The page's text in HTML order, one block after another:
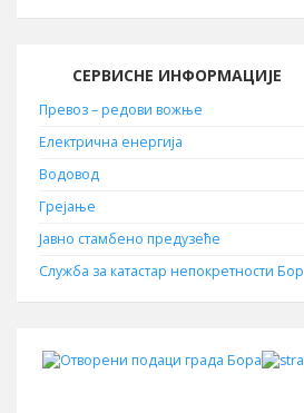
СЕРВИСНЕ ИНФОРМАЦИЈЕ
Превоз – редови вожње
Електрична енергија
Водовод
Грејање
Јавно стамбено предузеће
Служба за катастар непокретности Бор